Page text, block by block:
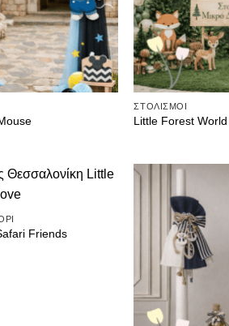
ΣΤΟΛΙΣΜΟΙ
Little Forest World
επιθυμιών
Friends